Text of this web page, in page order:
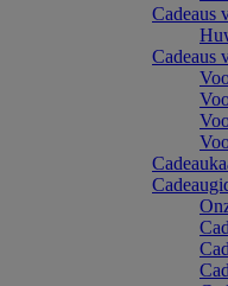
Cadeaus
Cadeaus